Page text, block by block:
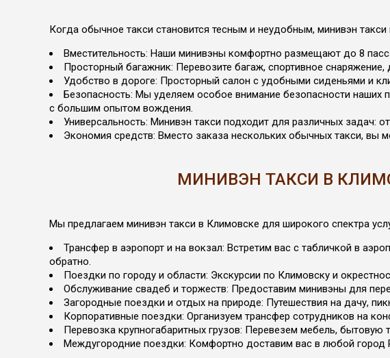
Когда обычное такси становится тесным и неудобным, минивэн
Вместительность: Наши минивэны комфортно размещают до 8
Просторный багажник: Перевозите багаж, спортивное
Удобство в дороге: Просторный салон с удобными сиденьями и
Безопасность: Мы уделяем особое внимание безопасности наших
с большим опытом вождения.
Универсальность: Минивэн такси подходит для различных задач:
Экономия средств: Вместо заказа нескольких обычных такси, вы
МИНИВЭН ТАКСИ В
Мы предлагаем минивэн такси в Климовске для широкого спектра
Трансфер в аэропорт и на вокзал: Встретим вас с табличкой в
обратно.
Поездки по городу и области: Экскурсии по Климовску и
Обслуживание свадеб и торжеств: Предоставим минивэны для
Загородные поездки и отдых на природе: Путешествия на дачу,
Корпоративные поездки: Организуем трансфер сотрудников на
Перевозка крупногабаритных грузов: Перевезем мебель,
Междугородние поездки: Комфортно доставим вас в любой город